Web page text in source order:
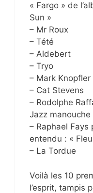
« Fargo » de
Sun »
– Mr Roux
– Tété
– Aldebert
– Tryo
– Mark Knopfler
– Cat Stevens
– Rodolphe
Jazz
– Raphael Fays
entendu : «
– La Tordue
Voilà les 10
l’esprit, tampis